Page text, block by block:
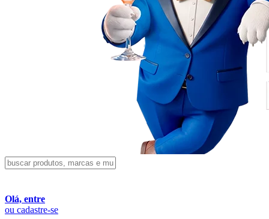
Olá, entre
ou cadastre-se